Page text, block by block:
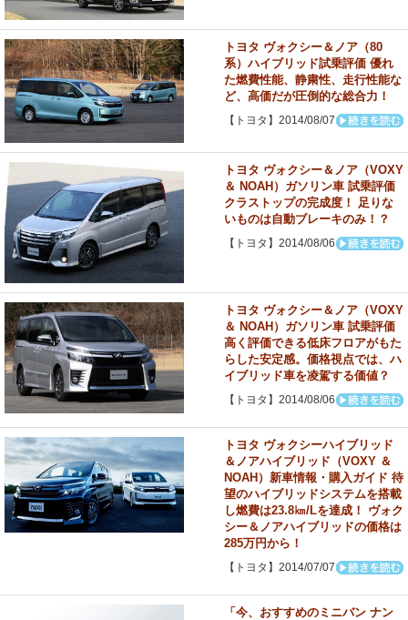
トヨタ ヴォクシー＆ノア（80
系）ハイブリッド試乗評価 優れ
た燃費性能、静粛性、走行性能な
ど、高価だが圧倒的な総合力！
【トヨタ】2014/08/07
トヨタ ヴォクシー＆ノア（VOXY
＆ NOAH）ガソリン車 試乗評価
クラストップの完成度！ 足りな
いものは自動ブレーキのみ！？
【トヨタ】2014/08/06
トヨタ ヴォクシー＆ノア（VOXY
＆ NOAH）ガソリン車 試乗評価
高く評価できる低床フロアがもた
らした安定感。価格視点では、ハ
イブリッド車を凌駕する価値？
【トヨタ】2014/08/06
トヨタ ヴォクシーハイブリッド
＆ノアハイブリッド（VOXY ＆
NOAH）新車情報・購入ガイド 待
望のハイブリッドシステムを搭載
し燃費は23.8㎞/Lを達成！ ヴォク
シー＆ノアハイブリッドの価格は
285万円から！
【トヨタ】2014/07/07
「今、おすすめのミニバン ナン